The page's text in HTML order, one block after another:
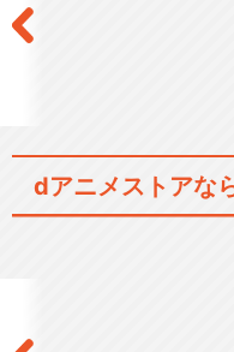
dアニメストアな